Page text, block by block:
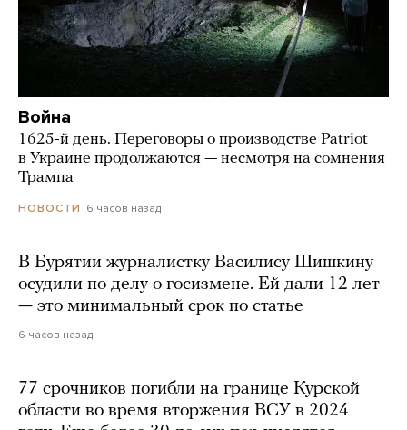
Война
1625-й день. Переговоры о производстве Patriot
в Украине продолжаются — несмотря на сомнения
Трампа
НОВОСТИ 6 часов назад
В Бурятии журналистку Василису Шишкину
осудили по делу о госизмене. Ей дали 12 лет
— это минимальный срок по статье
6 часов назад
77 срочников погибли на границе Курской
области во время вторжения ВСУ в 2024